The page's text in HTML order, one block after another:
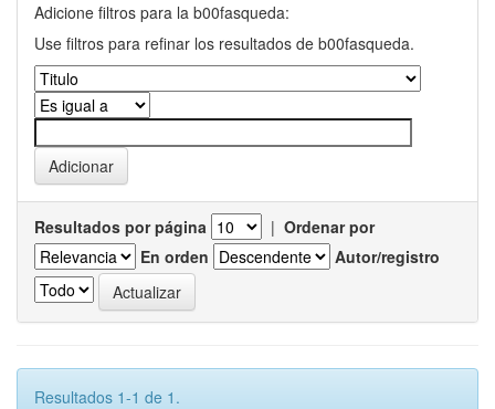
Adicione filtros para la b00fasqueda:
Use filtros para refinar los resultados de b00fasqueda.
Resultados por página | Ordenar por
En orden
Autor/registro
Resultados 1-1 de 1.